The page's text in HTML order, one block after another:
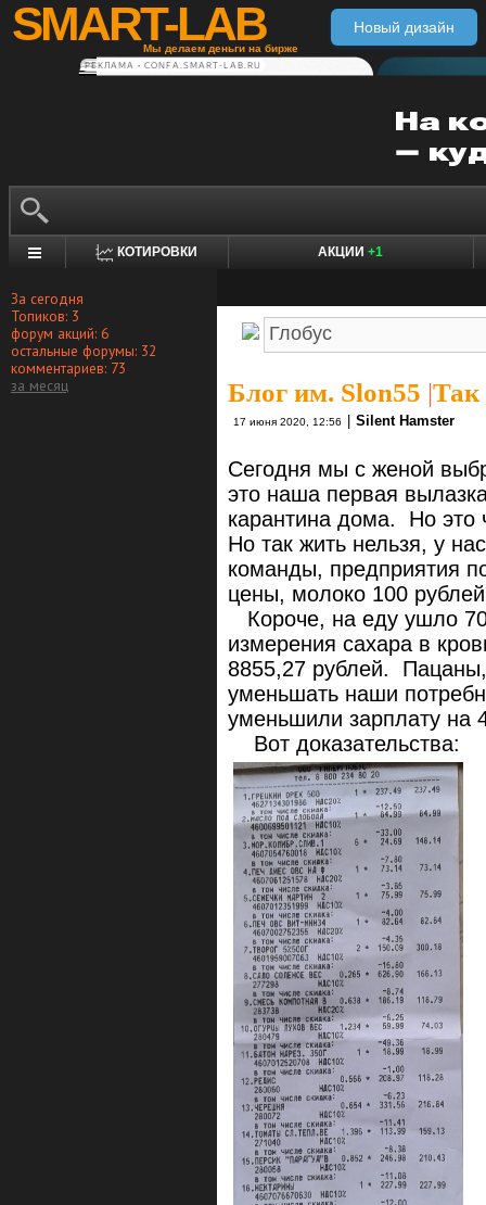
SMART-LAB
Мы делаем деньги на бирже
Новый дизайн
РЕКЛАМА • CONFA.SMART-LAB.RU
КОТИРОВКИ АКЦИИ +1
За сегодня
Топиков: 3
форум акций: 6
остальные форумы: 32
комментариев: 73
за месяц
Блог им. Slon55 |Так
17 июня 2020, 12:56 Silent Hamster
Сегодня мы с женой
это наша первая
карантина дома. Но это
Но так жить нельзя, у
команды, предприятия
цены, молоко 100
Короче, на еду ушло
измерения сахара в
8855,27 рублей.
уменьшать наши
уменьшили зарплату на
Вот доказательства: